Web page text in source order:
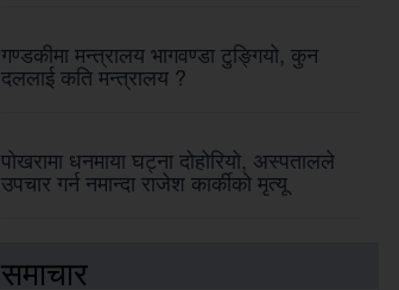
गण्डकीमा मन्त्रालय भागवण्डा टुङ्गियो, कुन
दललाई कति मन्त्रालय ?
पोखरामा धनमाया घट्ना दोहोरियो, अस्पतालले
उपचार गर्न नमान्दा राजेश कार्कीको मृत्यू
समाचार